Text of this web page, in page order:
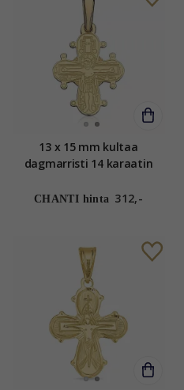
13 x 15 mm kultaa
dagmarristi 14 karaatin
CHANTI hinta 312,-